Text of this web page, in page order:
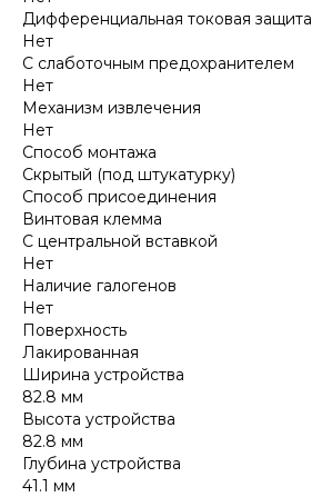
Дифференциальная токовая защита
Нет
С слаботочным предохранителем
Нет
Механизм извлечения
Нет
Способ монтажа
Скрытый (под штукатурку)
Способ присоединения
Винтовая клемма
С центральной вставкой
Нет
Наличие галогенов
Нет
Поверхность
Лакированная
Ширина устройства
82.8 мм
Высота устройства
82.8 мм
Глубина устройства
41.1 мм